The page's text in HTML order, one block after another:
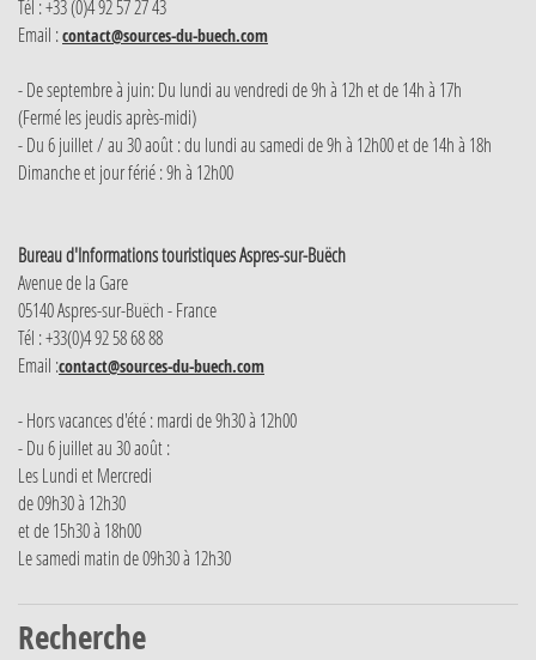
Tél : +33 (0)4 92 57 27 43
Email :contact@sources-du-buech.com
- De septembre à juin: Du lundi au vendredi de 9h à 12h et de 14h à 17h
(Fermé les jeudis après-midi)
- Du 6 juillet / au 30 août : du lundi au samedi de 9h à 12h00 et de 14h à 18h
Dimanche et jour férié : 9h à 12h00
Bureau d'Informations touristiques Aspres-sur-Buëch
Avenue de la Gare
05140 Aspres-sur-Buëch - France
Tél : +33(0)4 92 58 68 88
Email :contact@sources-du-buech.com
- Hors vacances d'été : mardi de 9h30 à 12h00
- Du 6 juillet au 30 août :
Les Lundi et Mercredi
de 09h30 à 12h30
et de 15h30 à 18h00
Le samedi matin de 09h30 à 12h30
Recherche